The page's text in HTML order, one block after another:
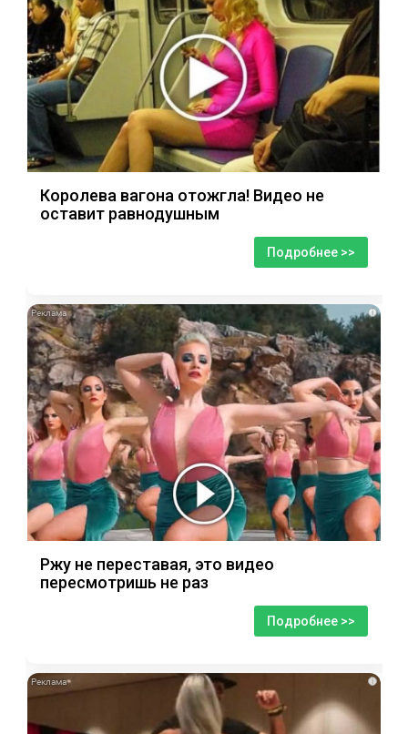
Королева вагона отожгла! Видео не
оставит равнодушным
Подробнее >>
i
Ржу не переставая, это видео
пересмотришь не раз
Подробнее >>
i